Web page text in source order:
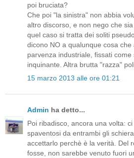
poi bruciata?
Che poi "la sinistra" non abbia
altro discorso, e non nego che
quel caso si tratta dei soliti
dicono NO a qualunque cosa che
parvenza industriale, fissati come
inquinante. Altra brutta "razza"
15 marzo 2013 alle ore 01:21
Admin ha detto...
Poi ribadisco, ancora una volta:
spaventosi da entrambi gli
accettarlo perchè è la verità. Del
fosse, non sarebbe venuto fuori